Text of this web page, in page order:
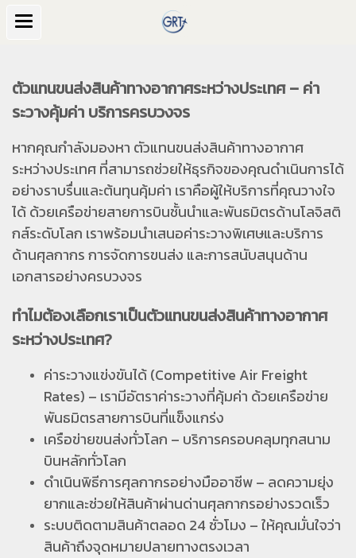
ตัวแทนขนส่งสินค้าทางอากาศระหว่างประเทศ – ค่า
ระวางคุ้มค่า บริการครบวงจร
หากคุณกำลังมองหา ตัวแทนขนส่งสินค้าทางอากาศ
ระหว่างประเทศ ที่สามารถช่วยให้ธุรกิจของคุณดำเนินการได้
อย่างราบรื่นและต้นทุนคุ้มค่า เราคือผู้ให้บริการที่คุณวางใจ
ได้ ด้วยเครือข่ายสายการบินชั้นนำและพันธมิตรด้านโลจิสติ
กส์ระดับโลก เราพร้อมนำเสนอค่าระวางพิเศษและบริการ
ด้านศุลกากร การจัดการขนส่ง และการสนับสนุนด้าน
เอกสารอย่างครบวงจร
ทำไมต้องเลือกเราเป็นตัวแทนขนส่งสินค้าทางอากาศ
ระหว่างประเทศ?
ค่าระวางแข่งขันได้ (Competitive Air Freight
Rates) – เรามีอัตราค่าระวางที่คุ้มค่า ด้วยเครือข่าย
พันธมิตรสายการบินที่แข็งแกร่ง
เครือข่ายขนส่งทั่วโลก – บริการครอบคลุมทุกสนาม
บินหลักทั่วโลก
ดำเนินพิธีการศุลกากรอย่างมืออาชีพ – ลดความยุ่ง
ยากและช่วยให้สินค้าผ่านด่านศุลกากรอย่างรวดเร็ว
ระบบติดตามสินค้าตลอด 24 ชั่วโมง – ให้คุณมั่นใจว่า
สินค้าถึงจุดหมายปลายทางตรงเวลา